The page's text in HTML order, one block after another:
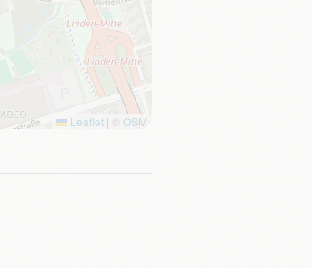
Leaflet | © OSM